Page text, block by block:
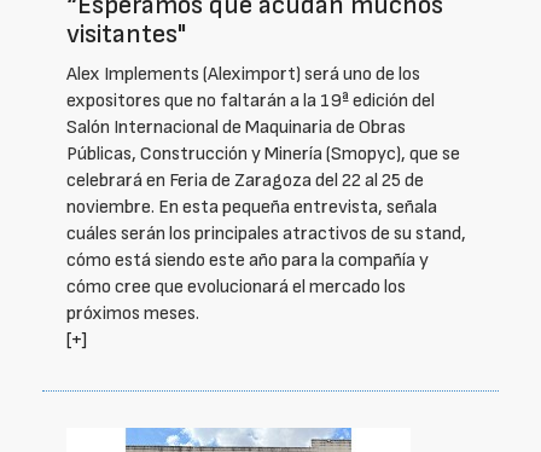
visitantes"
Alex Implements (Aleximport) será uno de los
expositores que no faltarán a la 19ª edición del
Salón Internacional de Maquinaria de Obras
Públicas, Construcción y Minería (Smopyc), que se
celebrará en Feria de Zaragoza del 22 al 25 de
noviembre. En esta pequeña entrevista, señala
cuáles serán los principales atractivos de su stand,
cómo está siendo este año para la compañía y
cómo cree que evolucionará el mercado los
próximos meses.
[+]